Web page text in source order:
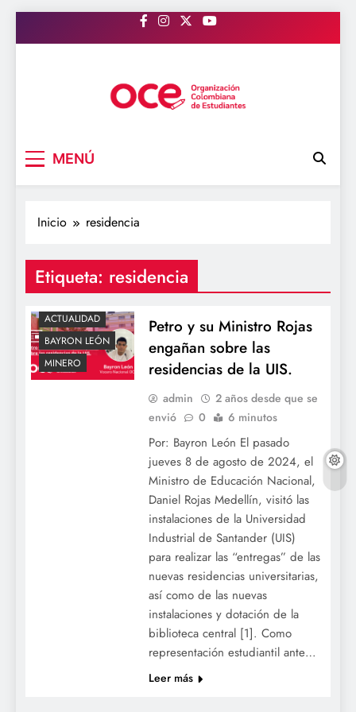
al
MENÚ
Inicio residencia
Etiqueta: residencia
ACTUALIDAD
BAYRON LEÓN
MINERO
Petro y su Ministro Rojas
engañan sobre las
residencias de la UIS.
admin
2 años desde que se
envió
0 6 minutos
Por: Bayron León El pasado
jueves 8 de agosto de 2024, el
Ministro de Educación Nacional,
Daniel Rojas Medellín, visitó las
instalaciones de la Universidad
Industrial de Santander (UIS)
para realizar las “entregas” de las
nuevas residencias universitarias,
así como de las nuevas
instalaciones y dotación de la
biblioteca central [1]. Como
representación estudiantil ante…
Leer más